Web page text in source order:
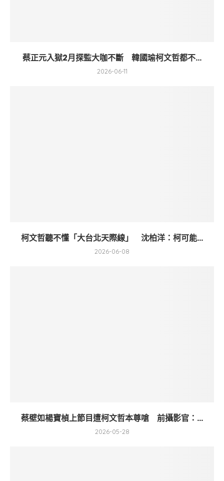
蔡正元入獄2月探監大咖不斷 韓國瑜柯文哲都不...
2026-06-11
柯文哲聽不懂「大台北天際線」 沈柏洋：柯可能...
2026-06-08
蔡壁如楊寶楨上節目遭柯文哲本尊嗆 前攝影官：...
2026-05-28